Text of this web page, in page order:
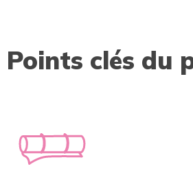
Points clés du